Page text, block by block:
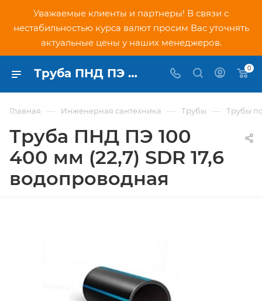
Уважаемые клиенты и партнеры! В связи с
нестабильностью курса валют просим Вас уточнять
актуальные цены у наших менеджеров.
Труба ПНД ПЭ 100 400 мм (22,7) SDR 17,6 водопроводная - купить по низкой цене в Москве, интернет-магазин PNDtech.ru 0
Главная — Инженерная сантехника — Трубы — Трубы
Труба ПНД ПЭ 100
400 мм (22,7) SDR 17,6
водопроводная